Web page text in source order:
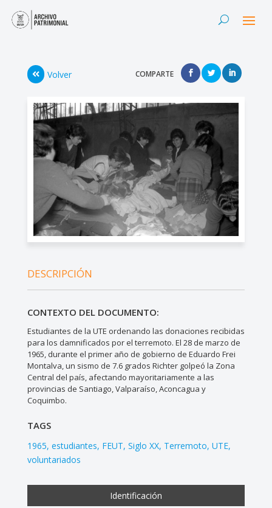
Volver COMPARTE
DESCRIPCIÓN
CONTEXTO DEL DOCUMENTO:
Estudiantes de la UTE ordenando las donaciones recibidas
para los damnificados por el terremoto. El 28 de marzo de
1965, durante el primer año de gobierno de Eduardo Frei
Montalva, un sismo de 7.6 grados Richter golpeó la Zona
Central del país, afectando mayoritariamente a las
provincias de Santiago, Valparaíso, Aconcagua y
Coquimbo.
TAGS
1965 estudiantes FEUT Siglo XX Terremoto UTE
voluntariados
Identificación